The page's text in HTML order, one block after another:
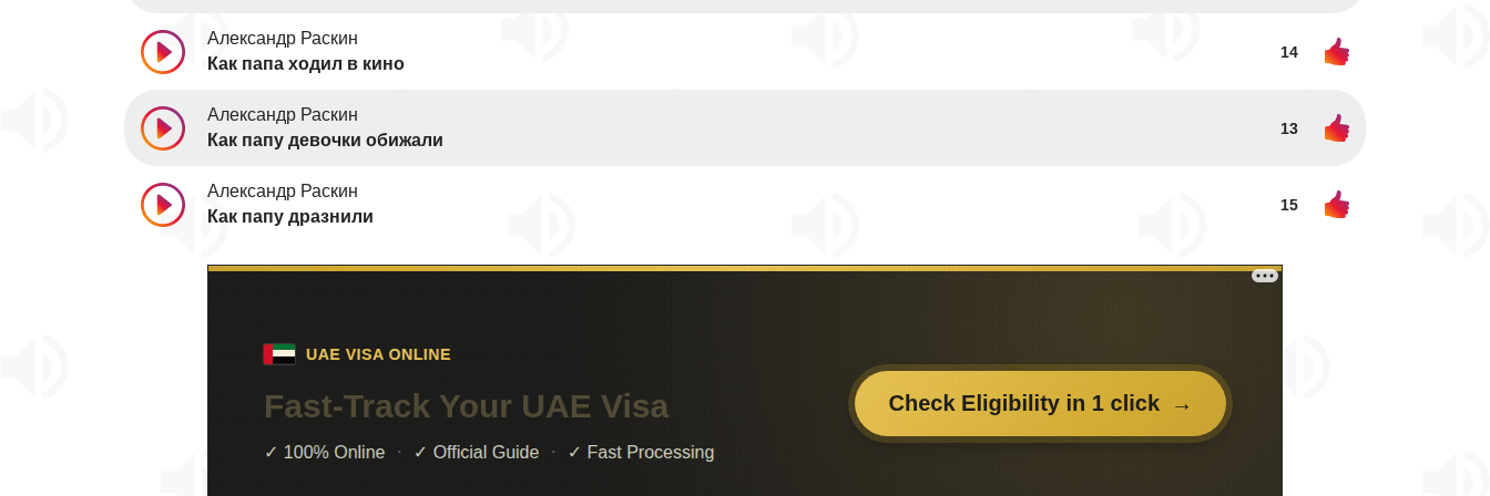
Александр Раскин
Как папа ходил в кино
14
Александр Раскин
Как папу девочки обижали
13
Александр Раскин
Как папу дразнили
15